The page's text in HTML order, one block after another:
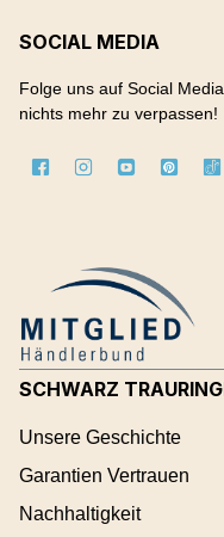
SOCIAL MEDIA
Folge uns auf Social
nichts mehr zu verpassen!
SCHWARZ
Unsere Geschichte
Garantien Vertrauen
Nachhaltigkeit